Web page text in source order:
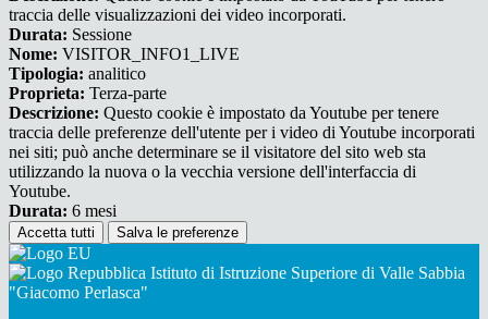
traccia delle visualizzazioni dei video incorporati.
Durata: Sessione
Nome: VISITOR_INFO1_LIVE
Tipologia: analitico
Proprieta: Terza-parte
Descrizione: Questo cookie è impostato da Youtube per tenere
traccia delle preferenze dell'utente per i video di Youtube incorporati
nei siti; può anche determinare se il visitatore del sito web sta
utilizzando la nuova o la vecchia versione dell'interfaccia di
Youtube.
Durata: 6 mesi
Accetta tutti Salva le preferenze
Istituto di Istruzione Superiore di Valle Sabbia
"Giacomo Perlasca"